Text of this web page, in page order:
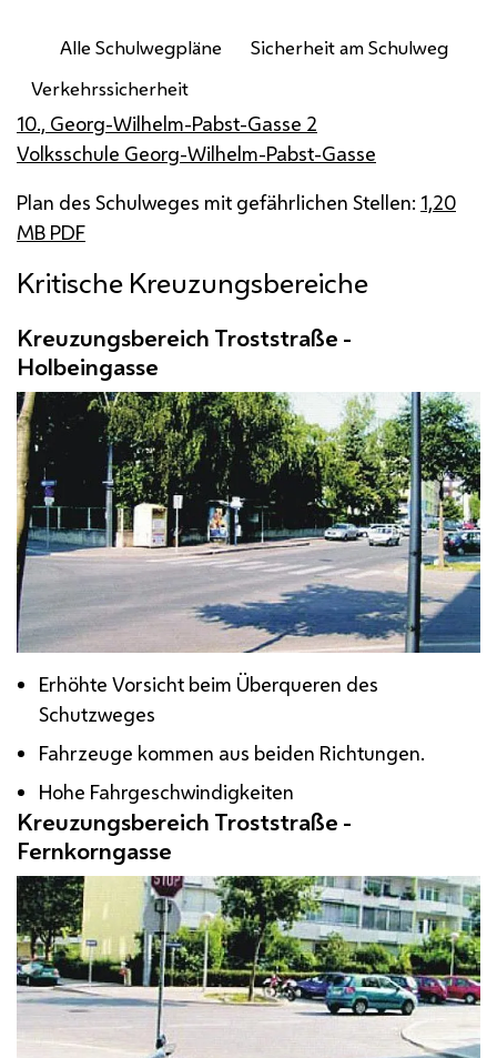
Alle Schulwegpläne
Sicherheit am Schulweg
Verkehrssicherheit
10., Georg-Wilhelm-Pabst-Gasse 2
Volksschule Georg-Wilhelm-Pabst-Gasse
Plan des Schulweges mit gefährlichen Stellen: 1,20
MB PDF
Kritische Kreuzungsbereiche
Kreuzungsbereich Troststraße -
Holbeingasse
Erhöhte Vorsicht beim Überqueren des
Schutzweges
Fahrzeuge kommen aus beiden Richtungen.
Hohe Fahrgeschwindigkeiten
Kreuzungsbereich Troststraße -
Fernkorngasse